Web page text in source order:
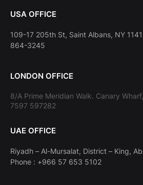
USA OFFICE
109-17 205th St, Saint Albans, NY
864-3245
LONDON OFFICE
8/A Prime Meridian Walk. Canary
7597 597282
UAE OFFICE
Riyadh – Al-Mursalat, District – King,
Phone : +966 57 653 5102